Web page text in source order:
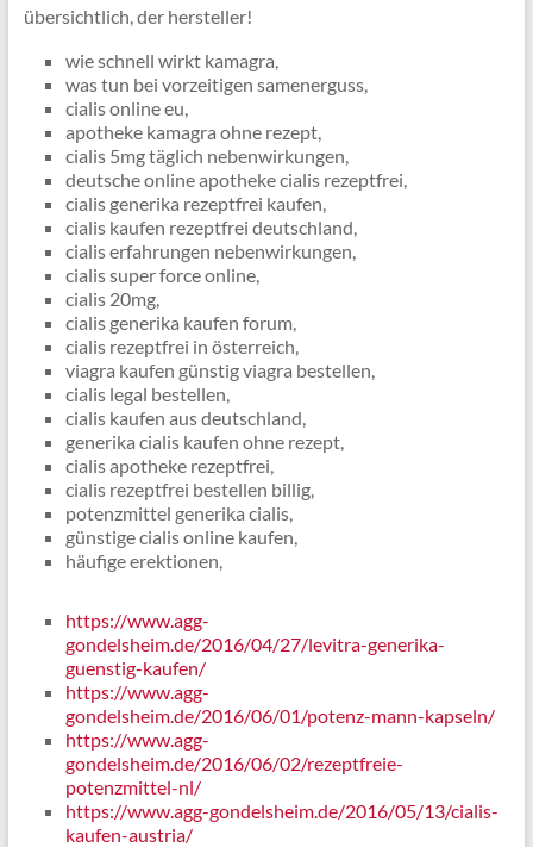
übersichtlich, der hersteller!
wie schnell wirkt kamagra,
was tun bei vorzeitigen samenerguss,
cialis online eu,
apotheke kamagra ohne rezept,
cialis 5mg täglich nebenwirkungen,
deutsche online apotheke cialis rezeptfrei,
cialis generika rezeptfrei kaufen,
cialis kaufen rezeptfrei deutschland,
cialis erfahrungen nebenwirkungen,
cialis super force online,
cialis 20mg,
cialis generika kaufen forum,
cialis rezeptfrei in österreich,
viagra kaufen günstig viagra bestellen,
cialis legal bestellen,
cialis kaufen aus deutschland,
generika cialis kaufen ohne rezept,
cialis apotheke rezeptfrei,
cialis rezeptfrei bestellen billig,
potenzmittel generika cialis,
günstige cialis online kaufen,
häufige erektionen,
https://www.agg-
gondelsheim.de/2016/04/27/levitra-generika-
guenstig-kaufen/
https://www.agg-
gondelsheim.de/2016/06/01/potenz-mann-kapseln/
https://www.agg-
gondelsheim.de/2016/06/02/rezeptfreie-
potenzmittel-nl/
https://www.agg-gondelsheim.de/2016/05/13/cialis-
kaufen-austria/